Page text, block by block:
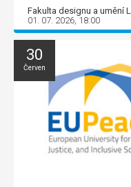
Fakulta designu a umění
01. 07. 2026, 18:00
30
Červen